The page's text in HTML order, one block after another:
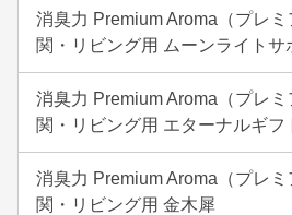
消臭力 Premium Aroma（プレ
関・リビング用 ムーンライトサ
消臭力 Premium Aroma（プレ
関・リビング用 エターナルギフ
消臭力 Premium Aroma（プレ
関・リビング用 金木犀